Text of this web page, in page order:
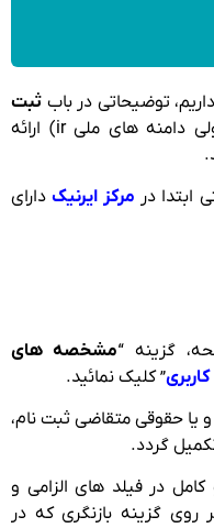
توضیحاتی در باب ثبت
(متولی دامنه های ملی ir) ارائه
مرکز ایرنیکدارای
گزینه “مشخصه های
” کلیک نمائید.
حقوقی متقاضی ثبت نام،
گردد.
در فیلد های الزامی و
روی گزینه بازنگری که در